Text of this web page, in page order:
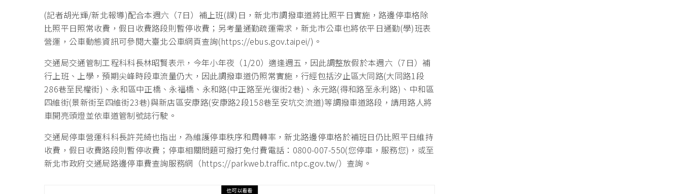
(記者胡光輝/新北報導)配合本週六（7日）補上班(課)日，新北市調撥車道將比照平日實施，路邊停車格除
比照平日照常收費，假日收費路段則暫停收費；另考量通勤疏運需求，新北市公車也將依平日通勤(學)班表
營運，公車動態資訊可參閱大臺北公車網頁查詢(https://ebus.gov.taipei/)。
交通局交通管制工程科科長林昭賢表示，今年小年夜（1/20）適逢週五，因此調整放假於本週六（7日）補
行上班、上學，預期尖峰時段車流量仍大，因此調撥車道仍照常實施，行經包括汐止區大同路(大同路1段
286巷至民權街)、永和區中正橋、永福橋、永和路(中正路至光復街2巷)、永元路(得和路至永利路)、中和區
四維街(景新街至四維街23巷)與新店區安康路(安康路2段158巷至安坑交流道)等調撥車道路段，請用路人將
車開亮頭燈並依車道管制號誌行駛。
交通局停車營運科科長許芫綺也指出，為維護停車秩序和周轉率，新北路邊停車格於補班日仍比照平日維持
收費，假日收費路段則暫停收費；停車相關問題可撥打免付費電話：0800-007-550(您停車，服務您)，或至
新北市政府交通局路邊停車費查詢服務網（https://parkweb.traffic.ntpc.gov.tw/）查詢。
也可以看看